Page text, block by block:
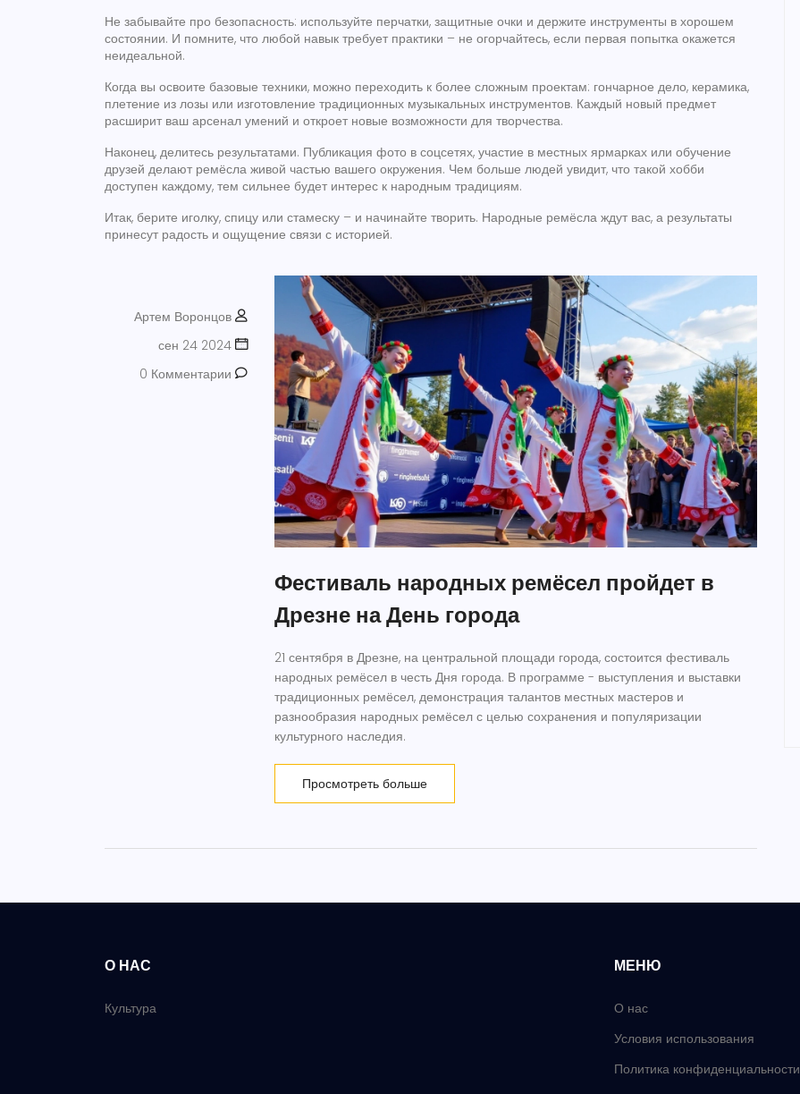
Не забывайте про безопасность: используйте перчатки, защитные очки и держите инструменты в хорошем
состоянии. И помните, что любой навык требует практики – не огорчайтесь, если первая попытка окажется
неидеальной.
Когда вы освоите базовые техники, можно переходить к более сложным проектам: гончарное дело, керамика,
плетение из лозы или изготовление традиционных музыкальных инструментов. Каждый новый предмет
расширит ваш арсенал умений и откроет новые возможности для творчества.
Наконец, делитесь результатами. Публикация фото в соцсетях, участие в местных ярмарках или обучение
друзей делают ремёсла живой частью вашего окружения. Чем больше людей увидит, что такой хобби
доступен каждому, тем сильнее будет интерес к народным традициям.
Итак, берите иголку, спицу или стамеску – и начинайте творить. Народные ремёсла ждут вас, а результаты
принесут радость и ощущение связи с историей.
Артем Воронцов
сен 24 2024
0 Комментарии
Фестиваль народных ремёсел пройдет в
Дрезне на День города
21 сентября в Дрезне, на центральной площади города, состоится фестиваль
народных ремёсел в честь Дня города. В программе - выступления и выставки
традиционных ремёсел, демонстрация талантов местных мастеров и
разнообразия народных ремёсел с целью сохранения и популяризации
культурного наследия.
Просмотреть больше
О НАС
Культура
МЕНЮ
О нас
Условия использования
Политика конфиденциальности